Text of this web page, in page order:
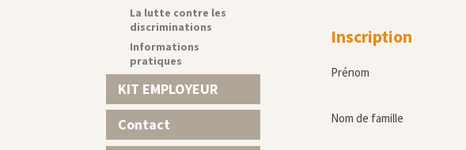
Inscription
Prénom
Nom de famille
La lutte contre les
discriminations
Informations
pratiques
KIT EMPLOYEUR
Contact